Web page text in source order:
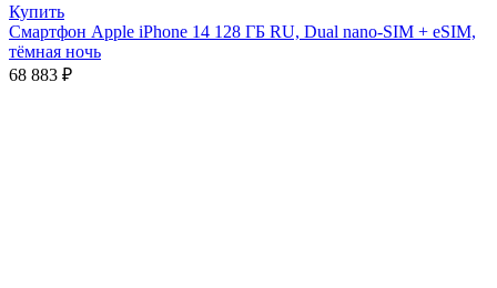
Купить
Смартфон Apple iPhone 14 128 ГБ RU, Dual nano-SIM + eSIM,
тёмная ночь
68 883 ₽